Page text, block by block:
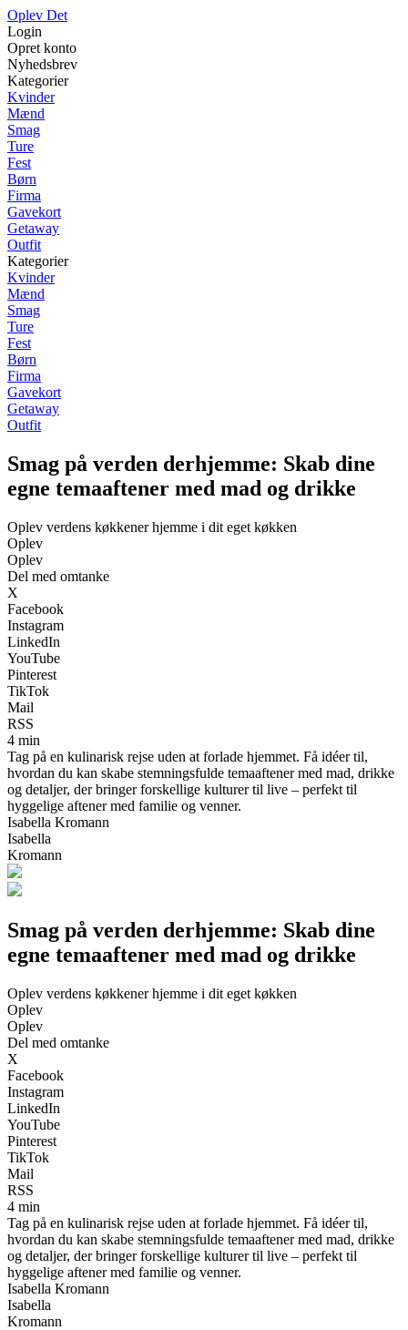
Oplev Det
Login
Opret konto
Nyhedsbrev
Kategorier
Kvinder
Mænd
Smag
Ture
Fest
Børn
Firma
Gavekort
Getaway
Outfit
Kategorier
Kvinder
Mænd
Smag
Ture
Fest
Børn
Firma
Gavekort
Getaway
Outfit
Smag på verden derhjemme: Skab dine
egne temaaftener med mad og drikke
Oplev verdens køkkener hjemme i dit eget køkken
Oplev
Oplev
Del med omtanke
X
Facebook
Instagram
LinkedIn
YouTube
Pinterest
TikTok
Mail
RSS
4 min
Tag på en kulinarisk rejse uden at forlade hjemmet. Få idéer til,
hvordan du kan skabe stemningsfulde temaaftener med mad, drikke
og detaljer, der bringer forskellige kulturer til live – perfekt til
hyggelige aftener med familie og venner.
Isabella Kromann
Isabella
Kromann
Smag på verden derhjemme: Skab dine
egne temaaftener med mad og drikke
Oplev verdens køkkener hjemme i dit eget køkken
Oplev
Oplev
Del med omtanke
X
Facebook
Instagram
LinkedIn
YouTube
Pinterest
TikTok
Mail
RSS
4 min
Tag på en kulinarisk rejse uden at forlade hjemmet. Få idéer til,
hvordan du kan skabe stemningsfulde temaaftener med mad, drikke
og detaljer, der bringer forskellige kulturer til live – perfekt til
hyggelige aftener med familie og venner.
Isabella Kromann
Isabella
Kromann